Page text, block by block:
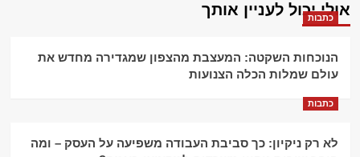
אולי יכול לעניין אותך
כתבות
הנוכחות השקטה: המעצבת מהצפון שמגדירה מחדש את
עולם שמלות הכלה הצנועות
כתבות
לא רק ניקיון: כך סביבת העבודה משפיעה על העסק – ומה